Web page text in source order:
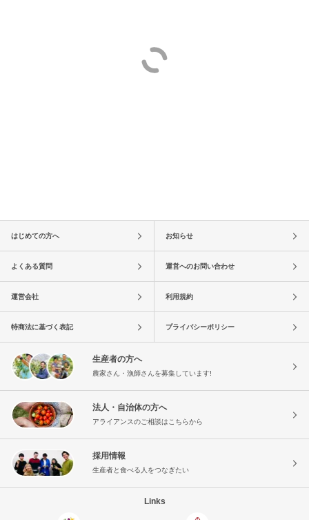
はじめての方へ お知らせ
よくある質問 運営へのお問い合わせ
運営会社 利用規約
特商法に基づく表記 プライバシーポリシー
生産者の方へ
農家さん・漁師さんを募集しています!
法人・自治体の方へ
アライアンスのご相談はこちらから
採用情報
生産者と食べる人をつなぎたい
Links